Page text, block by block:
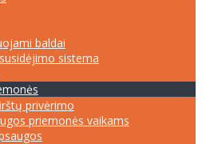
baldai
sistema
privėrimo
priemonės vaikams